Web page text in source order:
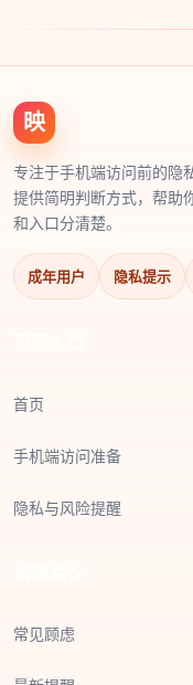
映
专注于手机端访问前的隐
提供简明判断方式，帮助
和入口分清楚。
成年用户 隐私提示
首页
手机端访问准备
隐私与风险提醒
常见顾虑